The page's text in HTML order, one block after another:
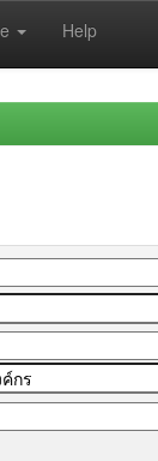
Help